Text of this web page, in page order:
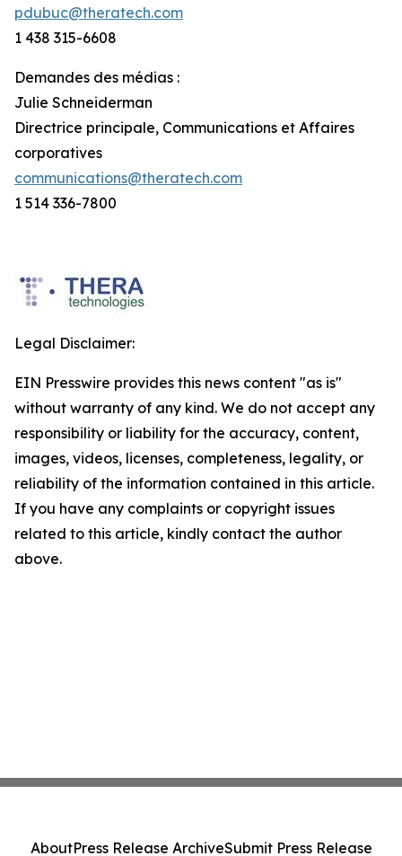
pdubuc@theratech.com
1 438 315-6608
Demandes des médias :
Julie Schneiderman
Directrice principale, Communications et Affaires
corporatives
communications@theratech.com
1 514 336-7800
Legal Disclaimer:
EIN Presswire provides this news content "as is"
without warranty of any kind. We do not accept any
responsibility or liability for the accuracy, content,
images, videos, licenses, completeness, legality, or
reliability of the information contained in this article.
If you have any complaints or copyright issues
related to this article, kindly contact the author
above.
AboutPress Release ArchiveSubmit Press Release